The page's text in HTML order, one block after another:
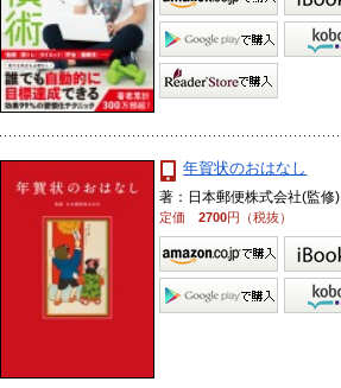
年賀状のおはなし
著：日本郵便株式会社(監修)
定価2700円（税抜）